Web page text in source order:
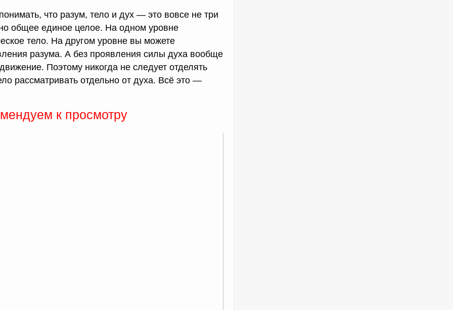
что разум, тело и дух — это вовсе не три
общее единое целое. На одном уровне
тело. На другом уровне вы можете
разума. А без проявления силы духа вообще
Поэтому никогда не следует отделять
рассматривать отдельно от духа. Всё это —
к просмотру